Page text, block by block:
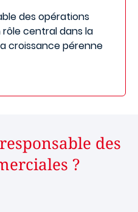
des opérations
central dans la
croissance pérenne
des
?